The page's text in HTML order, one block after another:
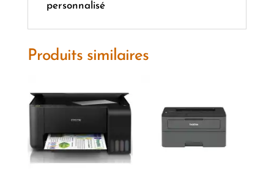
personnalisé
Produits similaires